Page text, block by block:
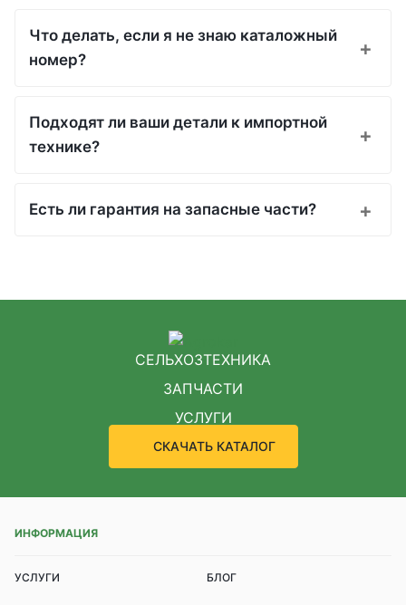
Что делать, если я не знаю каталожный
номер?
Подходят ли ваши детали к импортной
технике?
Есть ли гарантия на запасные части?
СЕЛЬХОЗТЕХНИКА
ЗАПЧАСТИ
УСЛУГИ
СКАЧАТЬ КАТАЛОГ
ИНФОРМАЦИЯ
УСЛУГИ БЛОГ